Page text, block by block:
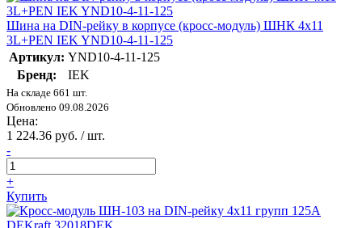
Шина на DIN-рейку в корпусе (кросс-модуль) ШНК 4х11
3L+PEN IEK YND10-4-11-125
Артикул: YND10-4-11-125
Бренд:
IEK
На складе 661 шт.
Обновлено 09.08.2026
Цена:
1 224.36 руб. / шт.
-
+
Купить